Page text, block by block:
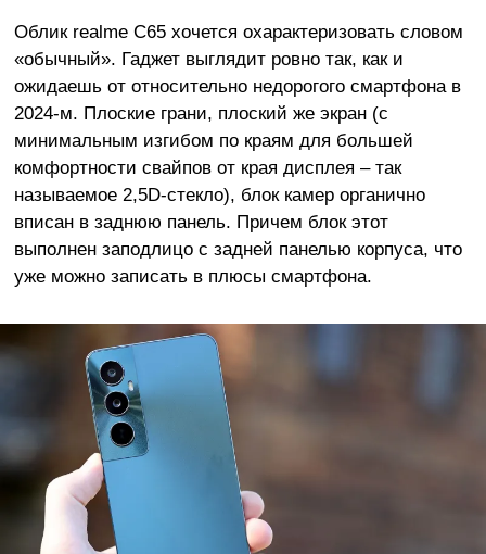
Облик realme C65 хочется охарактеризовать словом
«обычный». Гаджет выглядит ровно так, как и
ожидаешь от относительно недорогого смартфона в
2024-м. Плоские грани, плоский же экран (с
минимальным изгибом по краям для большей
комфортности свайпов от края дисплея – так
называемое 2,5D-стекло), блок камер органично
вписан в заднюю панель. Причем блок этот
выполнен заподлицо с задней панелью корпуса, что
уже можно записать в плюсы смартфона.